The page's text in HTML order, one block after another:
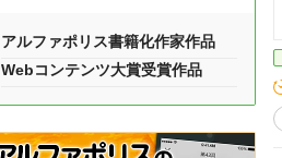
アルファポリス書籍化作家作品
Webコンテンツ大賞受賞作品